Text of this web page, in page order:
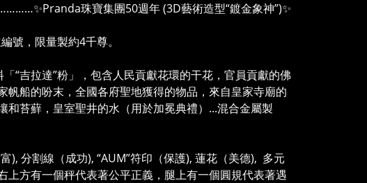
珠寶集團50週年 (3D藝術造型“鍍金象神”)✨
號，限量製約4千尊。
“吉拉達”粉」，包含人民貢獻花環的干花，官員貢獻的佛
船的吩末，全國各府聖地獲得的物品，來自皇家寺廟的
苔蘚，皇室聖井的水（用於加冕典禮）...混合金屬製
分割線（成功), “AUM”符印（保護), 蓮花（美德), 多元
方有一個秤代表著公平正義，腿上有一個圓規代表著遇